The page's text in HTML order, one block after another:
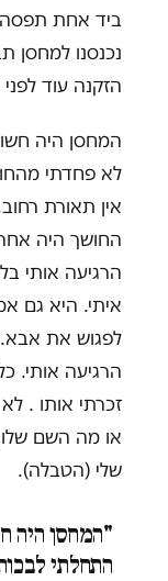
ביד אחת תפסה
נכנסנו
הזקנה עוד
המחסן היה
לא פחדתי
אין תאורת
החושך היה
הרגיעה אותי
איתי. היא גם
לפגוש את
הרגיעה אותי.
זכרתי אותו .
או מה השם
שלי (הטבלה).
"המחסן היה
התחלתי